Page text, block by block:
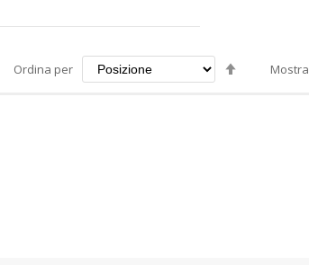
Ordina per
ImpostaMostra